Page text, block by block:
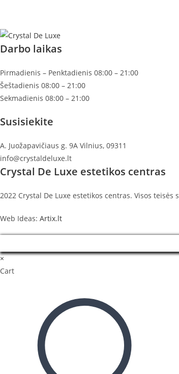
Darbo laikas
Pirmadienis – Penktadienis 08:00 – 21:00
Šeštadienis 08:00 – 21:00
Sekmadienis 08:00 – 21:00
Susisiekite
A. Juožapavičiaus g. 9A Vilnius, 09311
info@crystaldeluxe.lt
Crystal De Luxe estetikos centras
2022 Crystal De Luxe estetikos centras. Visos teisės
Web Ideas: Artix.lt
×
Cart